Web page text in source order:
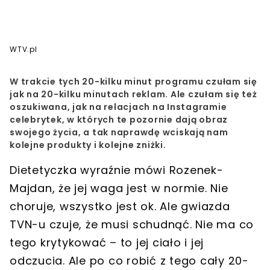
WTV.pl
W trakcie tych 20-kilku minut programu czułam się
jak na 20-kilku minutach reklam. Ale czułam się też
oszukiwana, jak na relacjach na Instagramie
celebrytek, w których te pozornie dają obraz
swojego życia, a tak naprawdę wciskają nam
kolejne produkty i kolejne zniżki.
Dietetyczka wyraźnie mówi Rozenek-
Majdan, że jej waga jest w normie. Nie
choruje, wszystko jest ok. Ale gwiazda
TVN-u czuje, że musi schudnąć. Nie ma co
tego krytykować – to jej ciało i jej
odczucia. Ale po co robić z tego cały 20-